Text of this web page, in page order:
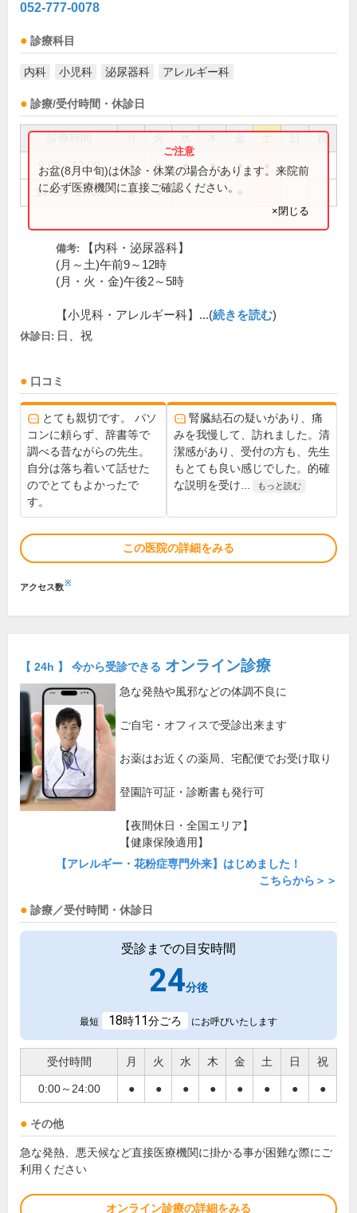
052-777-0078
診療科目
内科 小児科 泌尿器科 アレルギー科
診療/受付時間・休診日
祝
9:00～12:00 ● ● ● ● ●
14:00～17:00 ● ●
お盆(8月中旬)は休診・休業の場合があります。来院前
に必ず医療機関に直接ご確認ください。
×閉じる
備考:
【内科・泌尿器科】
(月～土)午前9～12時
(月・火・金)午後2～5時
【小児科・アレルギー科】...(続きを読む)
休診日: 日、祝
口コミ
とても親切です。 パソ
コンに頼らず、辞書等で
調べる昔ながらの先生。
自分は落ち着いて話せた
のでとてもよかったで
す。
腎臓結石の疑いがあり、痛
みを我慢して、訪れました。清
潔感があり、受付の方も、先生
もとても良い感じでした。的確
な説明を受け...
もっと読む
この医院の詳細をみる
アクセス数※
【 24h 】 今から受診できる オンライン診療
急な発熱や風邪などの体調不良に
ご自宅・オフィスで受診出来ます
お薬はお近くの薬局、宅配便でお受け取り
登園許可証・診断書も発行可
【夜間休日・全国エリア】
【健康保険適用】
【アレルギー・花粉症専門外来】はじめました！
こちらから＞＞
診療／受付時間・休診日
受診までの目安時間
24分後
最短 18時11分ごろ にお呼びいたします
受付時間 月 火 水 木 金 土 日 祝
0:00～24:00 ● ● ● ● ● ● ● ●
その他
急な発熱、悪天候など直接医療機関に掛かる事が困難な際にご
利用ください
オンライン診療の詳細をみる